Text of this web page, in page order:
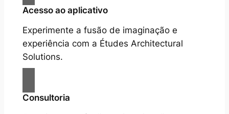
Acesso ao aplicativo
Experimente a fusão de imaginação e
experiência com a Études Architectural
Solutions.
Consultoria